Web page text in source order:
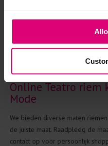
opvallende beige, suède riem
te laten genieten van nóg
scherpe Teatro sale voor je
Online Teatro riem
Mode
We bieden diverse maten
de juiste maat. Raadpleeg de
contact op voor persoonlijk